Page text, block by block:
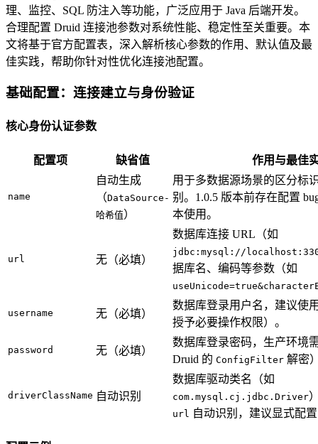
理、监控、SQL 防注入等功能，广泛应用于 Java 后端开发。
合理配置 Druid 连接池参数对系统性能、稳定性至关重要。本
文将基于官方配置表，深入解析核心参数的作用、默认值及最
佳实践，帮助你针对性优化连接池配置。
基础配置：连接建立与身份验证
核心身份认证参数
配置项 缺省值 作用与最佳
name
自动生成
（DataSource-
哈希值）
用于多数据源场景的区分标
别。1.0.5 版本前存在配置
本使用。
url 无（必填）
数据库连接 URL（如
jdbc:mysql://
据库名、编码等参数（如
username 无（必填）
数据库登录用户名，建议使
授予必要操作权限）。
password 无（必填）
数据库登录密码，生产环境
Druid 的 ConfigFilter 解密
driverClassName 自动识别
数据库驱动类名（如
com.mysql.cj.jdbc.Driver
url 自动识别，建议显式配